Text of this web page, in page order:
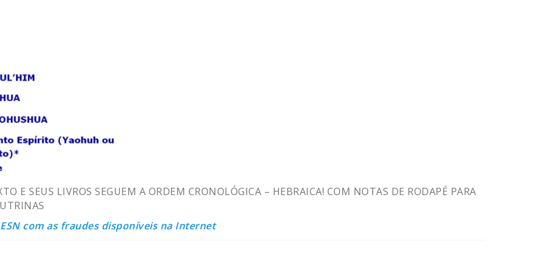
E SEUS LIVROS SEGUEM A ORDEM CRONOLÓGICA – HEBRAICA! COM NOTAS DE RODAPÉ PARA
ESN com as fraudes disponíveis na Internet